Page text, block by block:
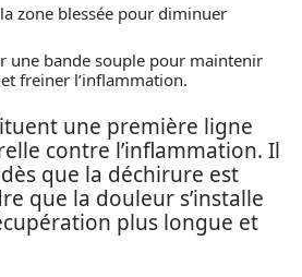
zone blessée pour diminuer
une bande souple pour maintenir
freiner l’inflammation.
une première ligne
contre l’inflammation. Il
que la déchirure est
que la douleur s’installe
plus longue et